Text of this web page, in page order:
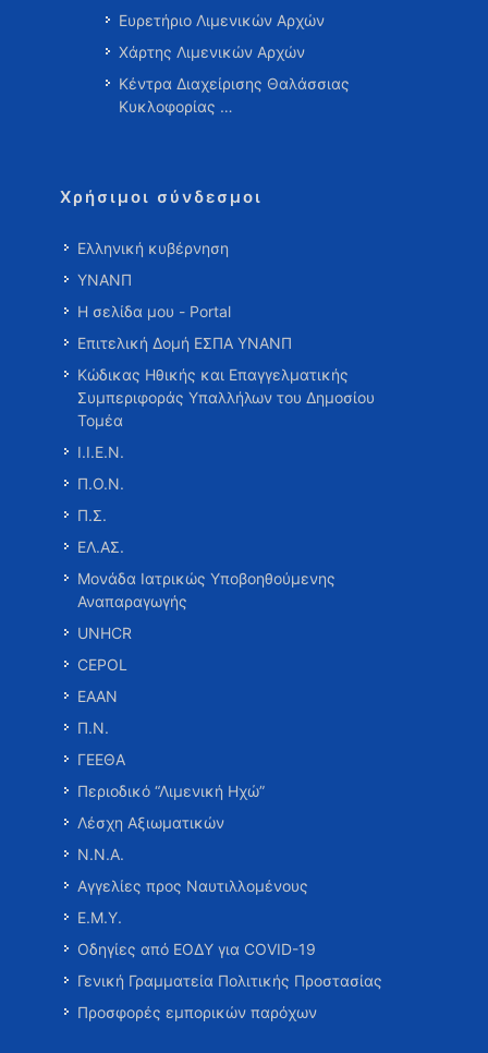
Ευρετήριο Λιμενικών Αρχών
Χάρτης Λιμενικών Αρχών
Κέντρα Διαχείρισης Θαλάσσιας
Κυκλοφορίας …
Χρήσιμοι σύνδεσμοι
Ελληνική κυβέρνηση
ΥΝΑΝΠ
Η σελίδα μου - Portal
Επιτελική Δομή ΕΣΠΑ ΥΝΑΝΠ
Κώδικας Ηθικής και Επαγγελματικής
Συμπεριφοράς Υπαλλήλων του Δημοσίου
Τομέα
Ι.Ι.Ε.Ν.
Π.Ο.Ν.
Π.Σ.
ΕΛ.ΑΣ.
Μονάδα Ιατρικώς Υποβοηθούμενης
Αναπαραγωγής
UNHCR
CEPOL
ΕΑΑΝ
Π.Ν.
ΓΕΕΘΑ
Περιοδικό “Λιμενική Ηχώ”
Λέσχη Αξιωματικών
Ν.Ν.Α.
Αγγελίες προς Ναυτιλλομένους
Ε.Μ.Υ.
Οδηγίες από ΕΟΔΥ για COVID-19
Γενική Γραμματεία Πολιτικής Προστασίας
Προσφορές εμπορικών παρόχων